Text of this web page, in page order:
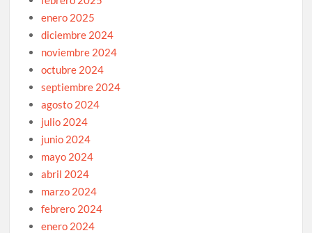
enero 2025
diciembre 2024
noviembre 2024
octubre 2024
septiembre 2024
agosto 2024
julio 2024
junio 2024
mayo 2024
abril 2024
marzo 2024
febrero 2024
enero 2024